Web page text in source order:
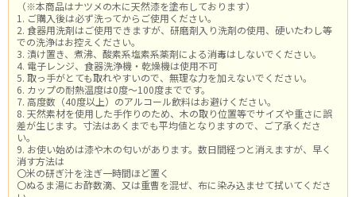
（※本商品はナツメの木に天然漆を塗布しております）
1. ご購入後は必ず洗ってからご使用ください。
2. 食器用洗剤はご使用できますが、研磨剤入り洗剤の使用、硬いたわし等
での洗浄はお控えください。
3. 漬け置き、煮沸、酸素系塩素系薬剤による消毒はしないでください。
4. 電子レンジ、食器洗浄機・乾燥機は使用不可
5. 取っ手がとても取れやすいので、無理な力を加えないでください。
6. カップの耐熱温度は0度～100度までです。
7. 高度数（40度以上）のアルコール飲料はお避けください。
8. 天然素材を使用した手作りのため、木の取り位置等でサイズや重さに誤
差が生じます。寸法はあくまでも平均値となりますので、ご了承くださ
い。
9. お使い始めは漆や木の匂いがあります。数日間経つと消えますが、早く
消す方法は
〇米の研ぎ汁を注ぎ一時間ほど置く
〇ぬるま湯にお酢数滴、又は重曹を混ぜ、布に染み込ませて拭いてくださ